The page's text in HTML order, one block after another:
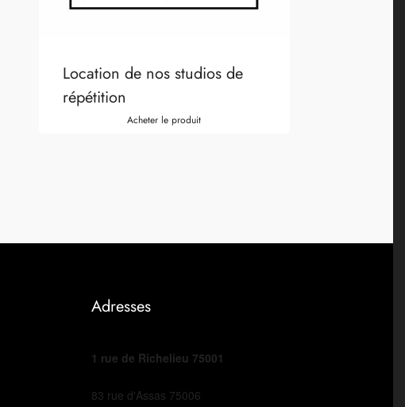
Location de nos studios de
répétition
Acheter le produit
Adresses
1 rue de Richelieu 75001
83 rue d'Assas 75006